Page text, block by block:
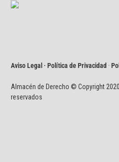
Aviso Legal · Política de Privacidad ·
Almacén de Derecho © Copyright
reservados